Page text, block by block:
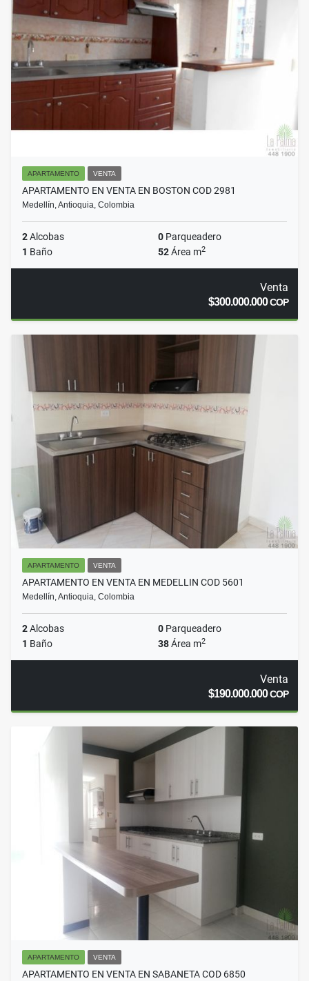
APARTAMENTO VENTA
APARTAMENTO EN VENTA EN BOSTON COD 2981
Medellín, Antioquia, Colombia
2Alcobas 0 Parqueadero
1 Baño 52Área m2
Venta
$300.000.000COP
APARTAMENTO VENTA
APARTAMENTO EN VENTA EN MEDELLIN COD 5601
Medellín, Antioquia, Colombia
2Alcobas 0 Parqueadero
1 Baño 38Área m2
Venta
$190.000.000COP
APARTAMENTO VENTA
APARTAMENTO EN VENTA EN SABANETA COD 6850